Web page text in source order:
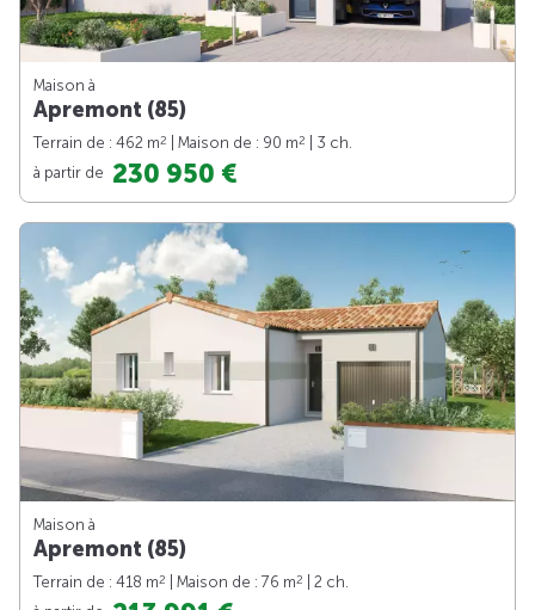
Maison à
Apremont (85)
Terrain de : 462 m2 | Maison de : 90 m2
| 3 ch.
à partir de 230 950 €
Maison à
Apremont (85)
Terrain de : 418 m2 | Maison de : 76 m2
| 2 ch.